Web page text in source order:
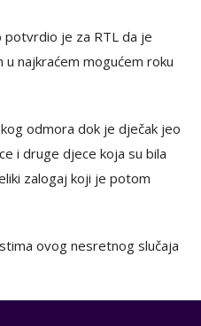
potvrdio je za RTL da je
najkraćem mogućem roku
odmora dok je dječak jeo
i druge djece koja su bila
zalogaj koji je potom
ovog nesretnog slučaja